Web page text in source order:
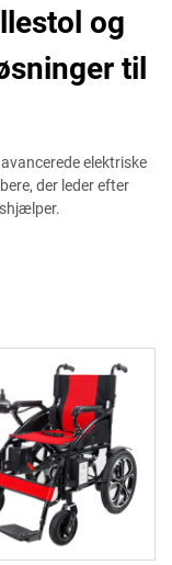
og
til
elektriske
der leder efter